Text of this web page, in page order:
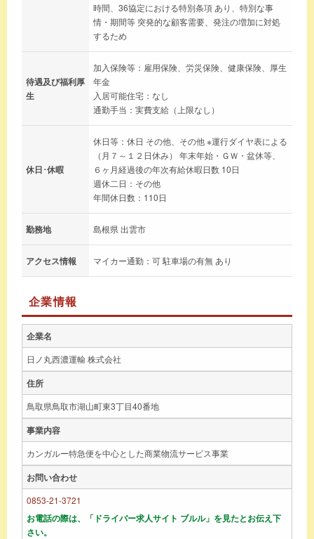
時間、36協定における特別条項 あり、特別な事
情・期間等 突発的な顧客需要、発注の増加に対処
するため
待遇及び福利厚
生
加入保険等：雇用保険、労災保険、健康保険、厚生
年金
入居可能住宅：なし
通勤手当：実費支給（上限なし）
休日･休暇
休日等：休日 その他、その他 ※運行ダイヤ表による
（月７～１２日休み） 年末年始・ＧＷ・盆休等、
６ヶ月経過後の年次有給休暇日数 10日
週休二日：その他
年間休日数：110日
勤務地 島根県 出雲市
アクセス情報 マイカー通勤：可 駐車場の有無 あり
企業情報
企業名
日ノ丸西濃運輸 株式会社
住所
鳥取県鳥取市湖山町東3丁目40番地
事業内容
カンガルー特急便を中心とした商業物流サービス事業
お問い合わせ
0853-21-3721
お電話の際は、「ドライバー求人サイト ブルル」を見たとお伝え下
さい。